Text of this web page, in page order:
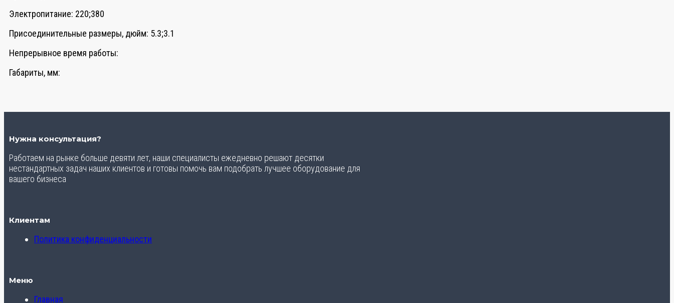
Электропитание: 220;380
Присоединительные размеры, дюйм: 5.3;3.1
Непрерывное время работы:
Габариты, мм:
Нужна консультация?
Работаем на рынке больше девяти лет, наши специалисты ежедневно решают десятки
нестандартных задач наших клиентов и готовы помочь вам подобрать лучшее оборудование для
вашего бизнеса
Клиентам
Политика конфиденциальности
Меню
Главная